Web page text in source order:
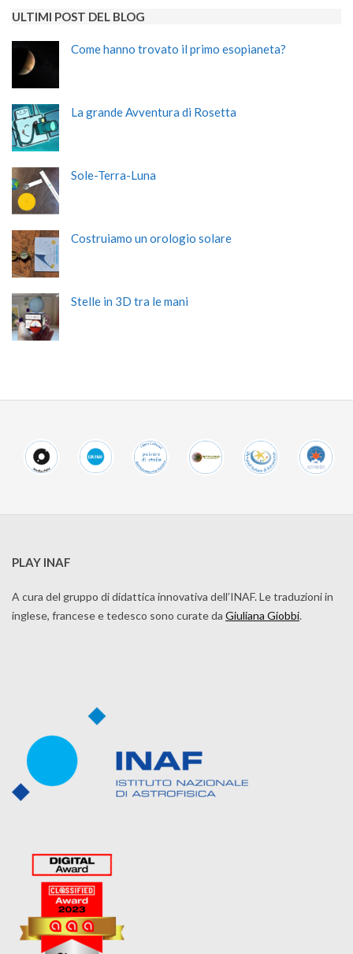
ULTIMI POST DEL BLOG
Come hanno trovato il primo esopianeta?
La grande Avventura di Rosetta
Sole-Terra-Luna
Costruiamo un orologio solare
Stelle in 3D tra le mani
PLAY INAF
A cura del gruppo di didattica innovativa dell’INAF. Le traduzioni in
inglese, francese e tedesco sono curate da Giuliana Giobbi.